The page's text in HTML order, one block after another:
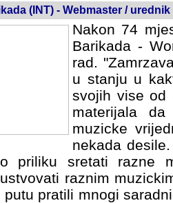
(INT) - Webmaster / urednik
Nakon 74
Barikada -
rad.
u stanju u
svojih vise od
materijala
muzicke
nekada
priliku sretati razne
raznim
putu pratili mnogi